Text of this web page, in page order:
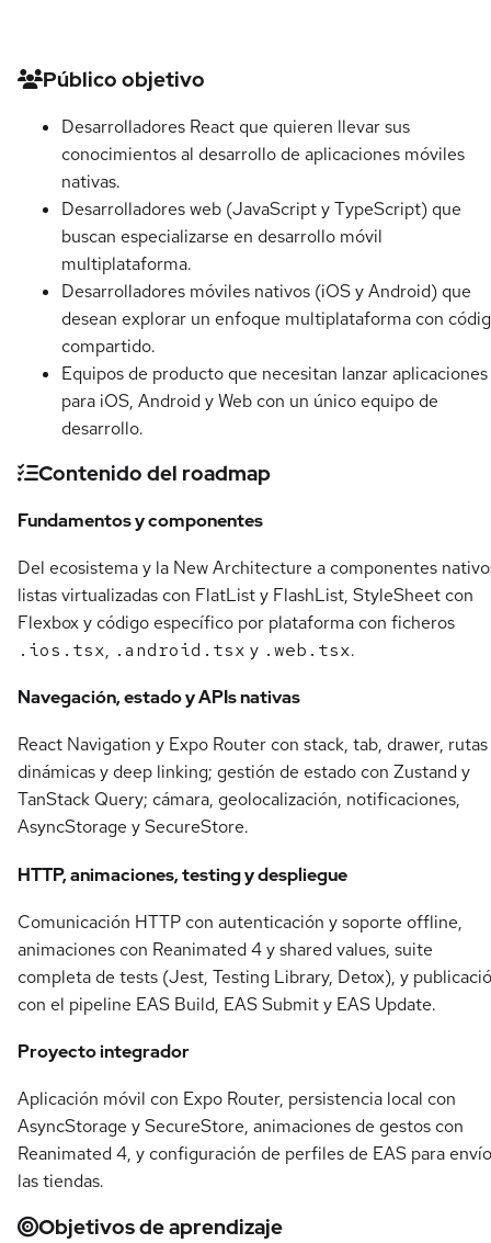
Detalles del curso
Público objetivo
Desarrolladores React que quieren llevar sus
conocimientos al desarrollo de aplicaciones móviles
nativas.
Desarrolladores web (JavaScript y TypeScript) que
buscan especializarse en desarrollo móvil
multiplataforma.
Desarrolladores móviles nativos (iOS y Android) que
desean explorar un enfoque multiplataforma con
compartido.
Equipos de producto que necesitan lanzar aplicaciones
para iOS, Android y Web con un único equipo de
desarrollo.
Contenido del roadmap
Fundamentos y componentes
Del ecosistema y la New Architecture a componentes
listas virtualizadas con FlatList y FlashList, StyleSheet con
Flexbox y código específico por plataforma con ficheros
.ios.tsx, .android.tsx y .web.tsx.
Navegación, estado y APIs nativas
React Navigation y Expo Router con stack, tab, drawer, rutas
dinámicas y deep linking; gestión de estado con Zustand y
TanStack Query; cámara, geolocalización, notificaciones,
AsyncStorage y SecureStore.
HTTP, animaciones, testing y despliegue
Comunicación HTTP con autenticación y soporte offline,
animaciones con Reanimated 4 y shared values, suite
completa de tests (Jest, Testing Library, Detox), y
con el pipeline EAS Build, EAS Submit y EAS Update.
Proyecto integrador
Aplicación móvil con Expo Router, persistencia local con
AsyncStorage y SecureStore, animaciones de gestos con
Reanimated 4, y configuración de perfiles de EAS para
las tiendas.
Objetivos de aprendizaje